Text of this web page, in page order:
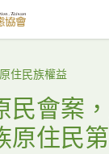
協會
原住民族權益
民會案
原住民